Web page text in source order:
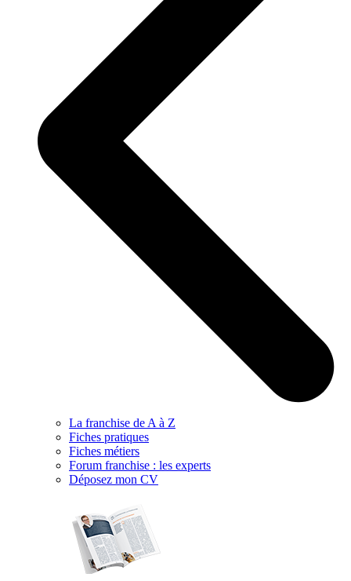
La franchise de A à Z
Fiches pratiques
Fiches métiers
Forum franchise : les experts
Déposez mon CV